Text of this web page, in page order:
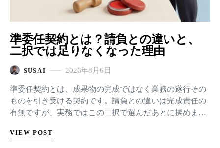
準委任契約とは？請負との違いと、
二択では足りなくなった理由
SUSAI 2026年8月6日
準委任契約とは、成果物の完成ではなく業務の遂行その
ものを引き受ける契約です。請負との違いは完成責任の
有無ですが、実務ではこの二択で選んだあとに揉めま
で、途中で仕様が変わって行き詰まるまでを追います。
VIEW POST